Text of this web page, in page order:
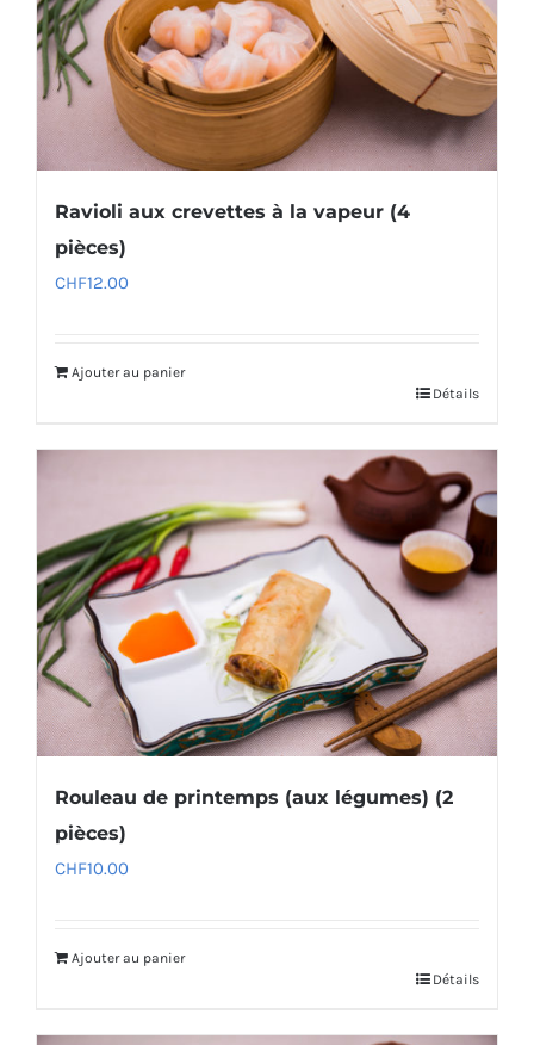
Ravioli aux crevettes à la vapeur (4
pièces)
CHF12.00
Ajouter au panier
Détails
Rouleau de printemps (aux légumes) (2
pièces)
CHF10.00
Ajouter au panier
Détails